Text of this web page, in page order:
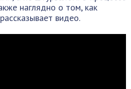
наглядно о том, как
видео.